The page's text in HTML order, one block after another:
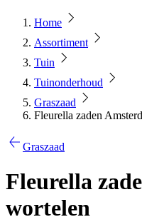
Home
Assortiment
Tuin
Tuinonderhoud
Graszaad
Fleurella zaden
Graszaad
Fleurella
wortelen